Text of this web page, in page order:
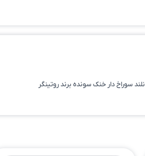
سوراخ دار خنک سونده برند روتینگر